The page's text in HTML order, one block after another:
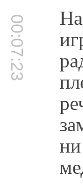
00:07:23